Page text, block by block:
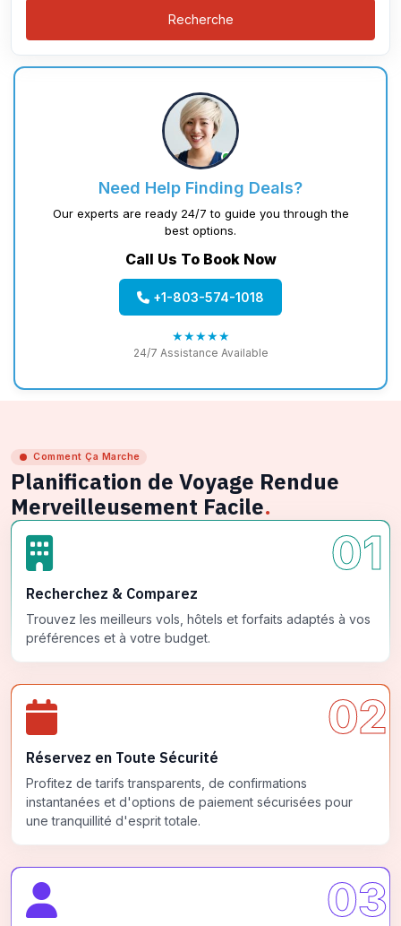
Recherche
Need Help Finding Deals?
Our experts are ready 24/7 to guide you through the
best options.
Call Us To Book Now
+1-803-574-1018
★★★★★
24/7 Assistance Available
Comment Ça Marche
Planification de Voyage Rendue
Merveilleusement Facile.
01
Recherchez & Comparez
Trouvez les meilleurs vols, hôtels et forfaits adaptés à vos
préférences et à votre budget.
02
Réservez en Toute Sécurité
Profitez de tarifs transparents, de confirmations
instantanées et d'options de paiement sécurisées pour
une tranquillité d'esprit totale.
03